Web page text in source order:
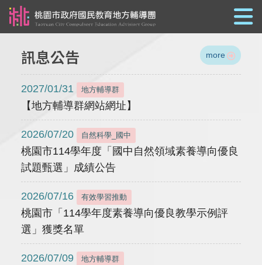
訊息公告 more
2027/01/31 地方輔導群
【地方輔導群網站網址】
2026/07/20 自然科學_國中
桃園市114學年度「國中自然領域素養導向優良
試題甄選」成績公告
2026/07/16 有效學習推動
桃園市「114學年度素養導向優良教學示例評
選」獲獎名單
2026/07/09 地方輔導群